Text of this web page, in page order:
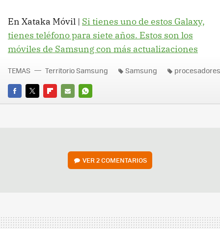
En Xataka Móvil | Si tienes uno de estos Galaxy,
tienes teléfono para siete años. Estos son los
móviles de Samsung con más actualizaciones
FACEBOOK
TWITTERFLIPBOARD
E-
WHATSAPP
TEMAS Territorio Samsung Samsung procesadores
VER2 COMENTARIOS